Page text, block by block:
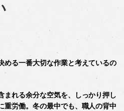
める一番大切な作業と考えているの
まれる余分な空気を、しっかり押し
重労働。冬の最中でも、職人の背中